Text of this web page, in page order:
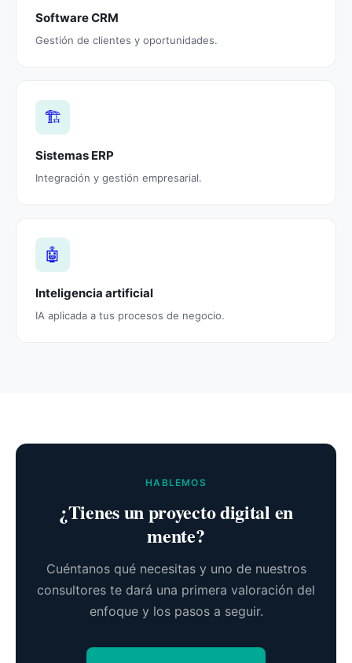
Software CRM
Gestión de clientes y oportunidades.
🏗️
Sistemas ERP
Integración y gestión empresarial.
🤖
Inteligencia artificial
IA aplicada a tus procesos de negocio.
HABLEMOS
¿Tienes un proyecto digital en
mente?
Cuéntanos qué necesitas y uno de nuestros
consultores te dará una primera valoración del
enfoque y los pasos a seguir.